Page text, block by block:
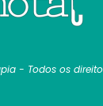
- Todos os